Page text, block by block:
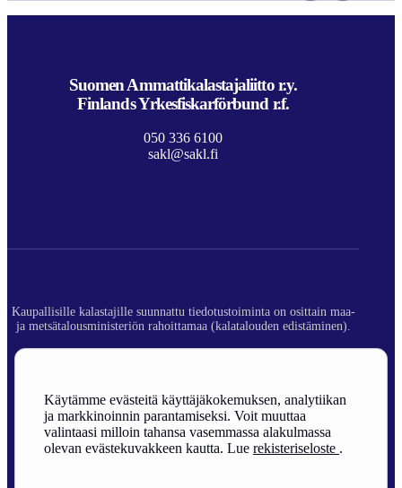
Käytämme evästeitä käyttäjäkokemuksen, analytiikan
ja markkinoinnin parantamiseksi. Voit muuttaa
valintaasi milloin tahansa vasemmassa alakulmassa
olevan evästekuvakkeen kautta. Lue rekisteriseloste .
Suomen Ammattikalastajaliitto r.y.
Finlands Yrkesfiskarförbund r.f.
050 336 6100
sakl@sakl.fi
Kaupallisille kalastajille suunnattu tiedotustoiminta on osittain maa-
ja metsätalousministeriön rahoittamaa (kalatalouden edistäminen).
Rekisteriseloste
Sivuston toteutus